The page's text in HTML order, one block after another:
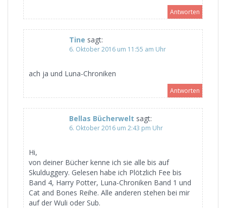
Antworten
Tine sagt:
6. Oktober 2016 um 11:55 am Uhr
ach ja und Luna-Chroniken
Antworten
Bellas Bücherwelt sagt:
6. Oktober 2016 um 2:43 pm Uhr
Hi,
von deiner Bücher kenne ich sie alle bis auf
Skulduggery. Gelesen habe ich Plötzlich Fee bis
Band 4, Harry Potter, Luna-Chroniken Band 1 und
Cat and Bones Reihe. Alle anderen stehen bei mir
auf der Wuli oder Sub.